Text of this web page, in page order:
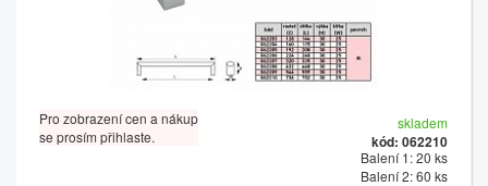
Pro zobrazení cen a nákup
se prosím přihlaste.
skladem
kód: 062210
Balení 1: 20 ks
Balení 2: 60 ks